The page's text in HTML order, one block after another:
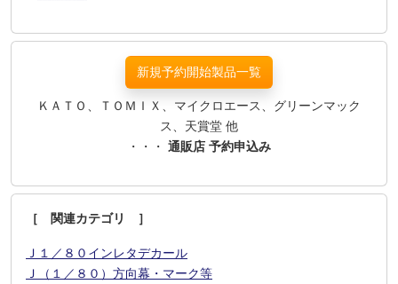
新規予約開始製品一覧
ＫＡＴＯ、ＴＯＭＩＸ、マイクロエース、グリーンマック
ス、天賞堂 他
・・・ 通販店 予約申込み
［ 関連カテゴリ ］
Ｊ１／８０インレタデカール
Ｊ（１／８０）方向幕・マーク等